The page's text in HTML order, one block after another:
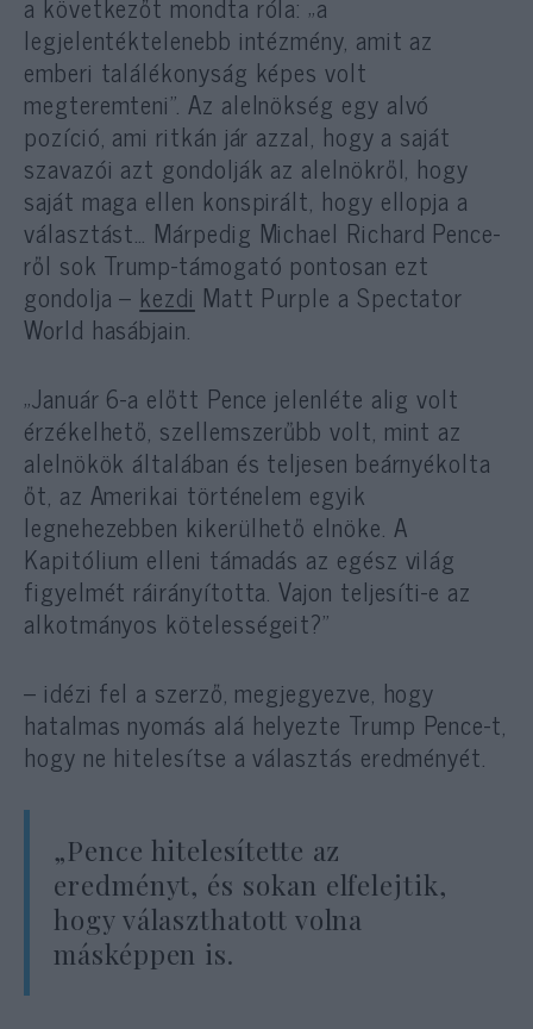
legjelentéktelenebb intézmény, amit az
emberi találékonyság képes volt
megteremteni”. Az alelnökség egy alvó
pozíció, ami ritkán jár azzal, hogy a saját
szavazói azt gondolják az alelnökről, hogy
saját maga ellen konspirált, hogy ellopja a
választást… Márpedig Michael Richard Pence-
ről sok Trump-támogató pontosan ezt
gondolja – kezdi Matt Purple a Spectator
World hasábjain.
„Január 6-a előtt Pence jelenléte alig volt
érzékelhető, szellemszerűbb volt, mint az
alelnökök általában és teljesen beárnyékolta
őt, az Amerikai történelem egyik
legnehezebben kikerülhető elnöke. A
Kapitólium elleni támadás az egész világ
figyelmét ráirányította. Vajon teljesíti-e az
alkotmányos kötelességeit?”
– idézi fel a szerző, megjegyezve, hogy
hatalmas nyomás alá helyezte Trump Pence-t,
hogy ne hitelesítse a választás eredményét.
„Pence hitelesítette az
eredményt, és sokan elfelejtik,
hogy választhatott volna
másképpen is.